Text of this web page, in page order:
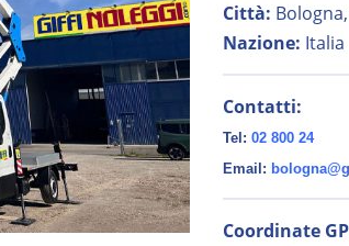
Città:
Nazione: Italia
Contatti:
Tel: 02 800 24
Email:
Coordinate